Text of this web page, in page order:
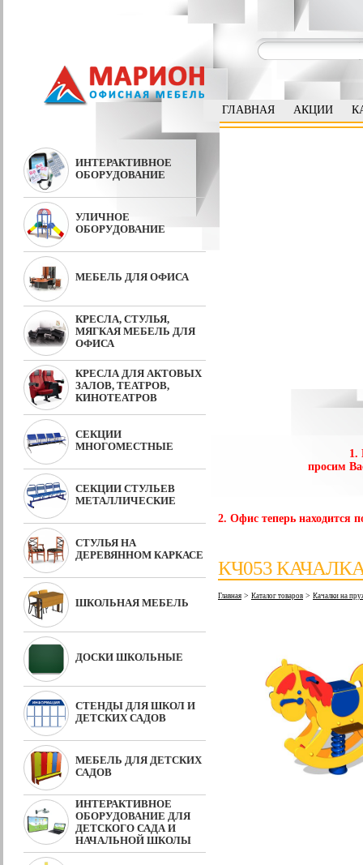
ГЛАВНАЯ АКЦИИ
ИНТЕРАКТИВНОЕ
ОБОРУДОВАНИЕ
УЛИЧНОЕ
ОБОРУДОВАНИЕ
МЕБЕЛЬ ДЛЯ ОФИСА
КРЕСЛА, СТУЛЬЯ,
МЯГКАЯ МЕБЕЛЬ ДЛЯ
ОФИСА
КРЕСЛА ДЛЯ АКТОВЫХ
ЗАЛОВ, ТЕАТРОВ,
КИНОТЕАТРОВ
СЕКЦИИ
МНОГОМЕСТНЫЕ
СЕКЦИИ СТУЛЬЕВ
МЕТАЛЛИЧЕСКИЕ
СТУЛЬЯ НА
ДЕРЕВЯННОМ КАРКАСЕ
ШКОЛЬНАЯ МЕБЕЛЬ
ДОСКИ ШКОЛЬНЫЕ
СТЕНДЫ ДЛЯ ШКОЛ И
ДЕТСКИХ САДОВ
МЕБЕЛЬ ДЛЯ ДЕТСКИХ
САДОВ
ИНТЕРАКТИВНОЕ
ОБОРУДОВАНИЕ ДЛЯ
ДЕТСКОГО САДА И
НАЧАЛЬНОЙ ШКОЛЫ
1.
просим
2. Офис теперь находится
КЧ053
Главная > Каталог товаров > Качалки на